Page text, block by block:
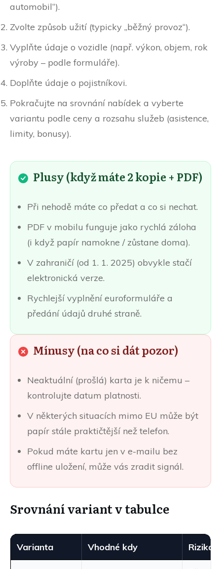
automobil“).
Zvolte způsob užití (typicky „běžný provoz“).
Vyplňte údaje o vozidle (např. výkon, objem, rok
výroby – podle formuláře).
Doplňte údaje o pojistníkovi.
Pokračujte na srovnání nabídek a vyberte
variantu podle ceny a rozsahu služeb (asistence,
limity, bonusy).
Plusy (když máte 2 kopie + PDF)
Při nehodě máte co předat a co si nechat.
PDF v mobilu funguje jako rychlá záloha
(i když papír namokne / zůstane doma).
V zahraničí (od 1. 1. 2025) obvykle stačí
elektronická verze.
Rychlejší vyplnění euroformuláře a
předání údajů druhé straně.
Mínusy (na co si dát pozor)
Neaktuální (prošlá) karta je k ničemu –
kontrolujte datum platnosti.
V některých situacích mimo EU může být
papír stále praktičtější než telefon.
Pokud máte kartu jen v e-mailu bez
offline uložení, může vás zradit signál.
Srovnání variant v tabulce
Varianta Vhodné kdy Rizika